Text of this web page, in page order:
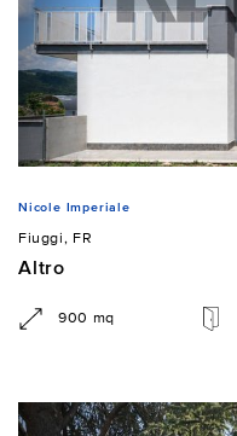
Nicole Imperiale
Fiuggi, FR
Altro
900 mq